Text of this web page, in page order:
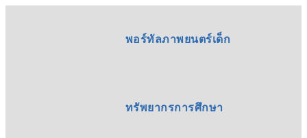
พอร์ทัลภาพยนตร์เด็ก
ทรัพยากรการศึกษา